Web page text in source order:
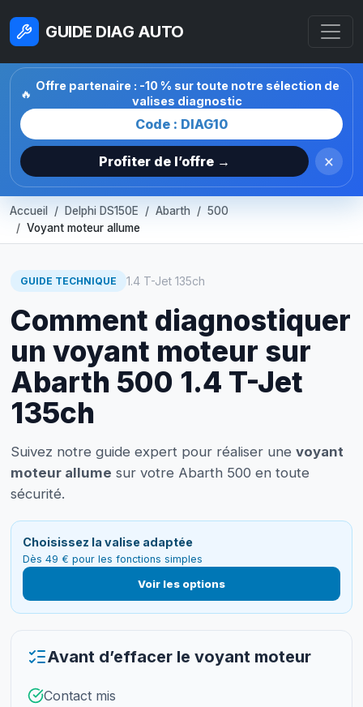
GUIDE DIAG AUTO
🔥
Offre partenaire : -10 % sur toute notre sélection de
valises diagnostic
Code : DIAG10
Profiter de l’offre → ×
Accueil Delphi DS150E Abarth
500
Voyant moteur allume
GUIDE TECHNIQUE 1.4 T-Jet 135ch
Comment diagnostiquer
un voyant moteur sur
Abarth 500 1.4 T-Jet
135ch
Suivez notre guide expert pour réaliser une voyant
moteur allume sur votre Abarth 500 en toute
sécurité.
Choisissez la valise adaptée
Dès 49 € pour les fonctions simples
Voir les options
Avant d’effacer le voyant moteur
Contact mis